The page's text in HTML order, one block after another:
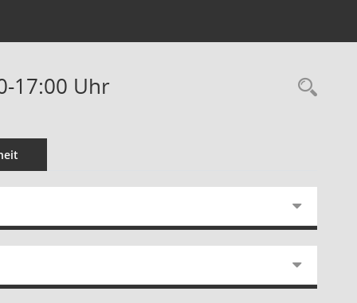
17:00 Uhr